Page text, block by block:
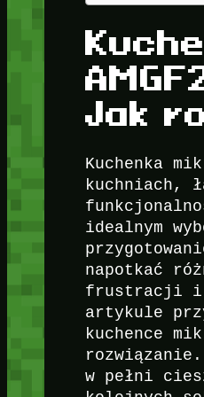
Jak
Kuchenka
kuchniach,
idealnym
napotkać
frustracji i
artykule
kuchence
w pełni